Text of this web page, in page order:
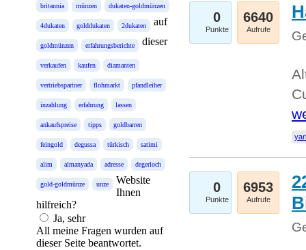
britannia münzen dukaten-goldmünzen
4dukaten golddukaten 2dukaten
goldmünzen erfahrungsberichte
verkaufen kaufen diamanten
vertriebspartner flohmarkt pfandleiher
inzahlung erfahrung lassen
ankaufspreise tipps goldbarren
feingold degussa türkisch satimi
alim almanyada adresse degerloch
gold-goldmünze unze
auf
dieser
Website
Ihnen
hilfreich?
Ja, sehr
All meine Fragen wurden auf
dieser Seite beantwortet.
0
Punkte
6640
Aufrufe
0
Punkte
6953
Aufrufe